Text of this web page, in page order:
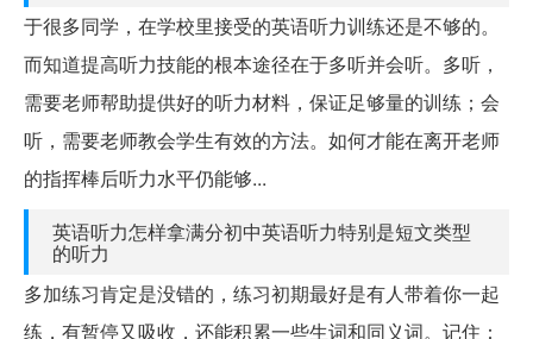
于很多同学，在学校里接受的英语听力训练还是不够的。
而知道提高听力技能的根本途径在于多听并会听。多听，
需要老师帮助提供好的听力材料，保证足够量的训练；会
听，需要老师教会学生有效的方法。如何才能在离开老师
的指挥棒后听力水平仍能够...
英语听力怎样拿满分初中英语听力特别是短文类型
的听力
多加练习肯定是没错的，练习初期最好是有人带着你一起
练，有暂停又吸收，还能积累一些生词和同义词。记住：